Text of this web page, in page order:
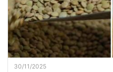
30/11/2025